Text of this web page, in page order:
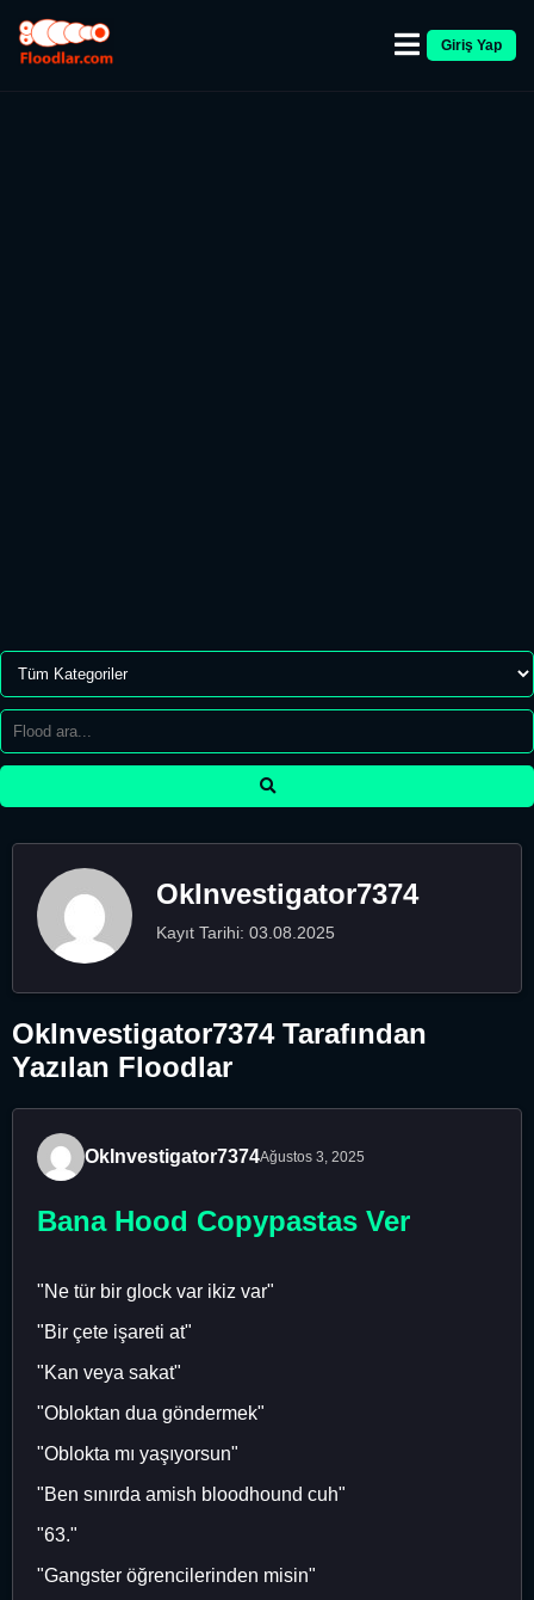
Giriş Yap
OkInvestigator7374
Kayıt Tarihi: 03.08.2025
OkInvestigator7374 Tarafından
Yazılan Floodlar
OkInvestigator7374Ağustos 3, 2025
Bana Hood Copypastas Ver
"Ne tür bir glock var ikiz var"
"Bir çete işareti at"
"Kan veya sakat"
"Obloktan dua göndermek"
"Oblokta mı yaşıyorsun"
"Ben sınırda amish bloodhound cuh"
"63."
"Gangster öğrencilerinden misin"